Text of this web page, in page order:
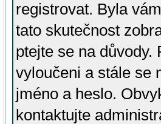
registrovat. Byla
tato skutečnost
ptejte se na důvody.
vyloučeni a stále se
jméno a heslo.
kontaktujte